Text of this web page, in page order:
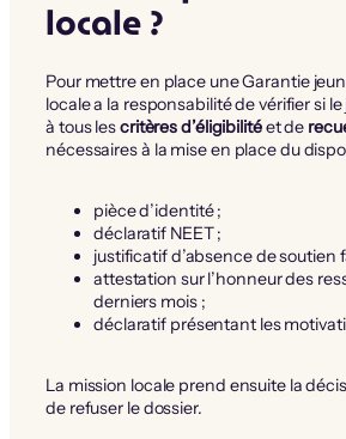
locale ?
Pour mettre en place une Garantie
locale a la responsabilité de vérifier si
à tous lescritères d’éligibilitéet de
nécessaires à la mise en place du
pièce d’identité ;
déclaratif NEET ;
justificatif d’absence de soutien
attestation sur l’honneur des
derniers mois ;
déclaratif présentant les
La mission locale prend ensuite la
de refuser le dossier.